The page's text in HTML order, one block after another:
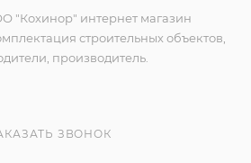
"Кохинор" интернет магазин
строительных объектов,
производитель.
ЗВОНОК